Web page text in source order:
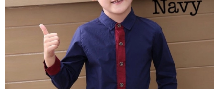
Kecantikan
Kesehatan